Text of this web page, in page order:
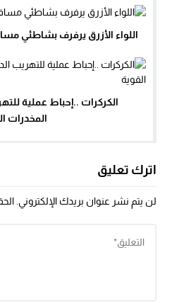
اللواء الأزرق يرفرف بشاطئي
الكركرات ..إحباط عملية
المخدرات
اترك تعليق
لن يتم نشر عنوان بريدك الإلكتروني.